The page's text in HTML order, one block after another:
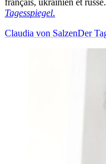
français, ukrainien et russe.
Tagesspiegel.
Claudia von SalzenDer